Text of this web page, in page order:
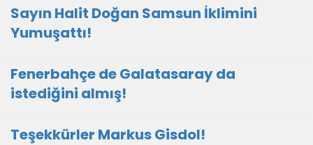
Sayın Halit Doğan Samsun İklimini
Yumuşattı!
Fenerbahçe de Galatasaray da
istediğini almış!
Teşekkürler Markus Gisdol!